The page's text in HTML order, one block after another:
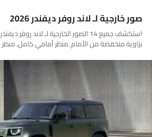
صور خارجية لـ لاند روفر ديفندر 2026
استكشف جميع 14 الصور الخارجية لـ لاند
بزاوية منخفضة من الأمام, منظر أمامي كامل,
الخلفية, مصباح أمامي, مصباح خلفي, قضبان
غطاء الوقود مفتوح, منظر متوسط الزاوية
الأمامية